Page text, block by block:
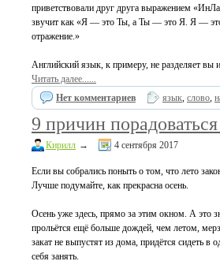
приветствовали друг друга выражением
звучит как «Я — это Ты, а Ты — это Я. Я —
отражение.»
Английский язык, к примеру, не разделяет
Читать далее......
Нет комментариев
язык, слово,
9 причин
Кирилл → 4 сентября 2017
Если вы собрались поныть о том, что лето
Лучше подумайте, как прекрасна осень.
Осень уже здесь, прямо за этим окном. А это
прольётся ещё больше дождей, чем летом,
закат не выпустят из дома, придётся сидеть в
себя занять.